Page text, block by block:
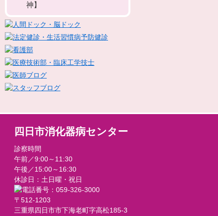
神】
四日市消化器病センター
診察時間
午前／9:00～11:30
午後／15:00～16:30
休診日：土日曜・祝日
〒512-1203
三重県四日市市下海老町字高松185-3